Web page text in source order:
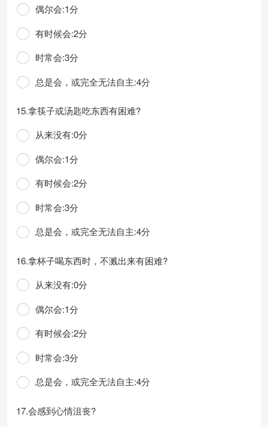
偶尔会:1分
有时候会:2分
时常会:3分
总是会，或完全无法自主:4分
15.拿筷子或汤匙吃东西有困难?
从来没有:0分
偶尔会:1分
有时候会:2分
时常会:3分
总是会，或完全无法自主:4分
16.拿杯子喝东西时，不溅出来有困难?
从来没有:0分
偶尔会:1分
有时候会:2分
时常会:3分
总是会，或完全无法自主:4分
17.会感到心情沮丧?